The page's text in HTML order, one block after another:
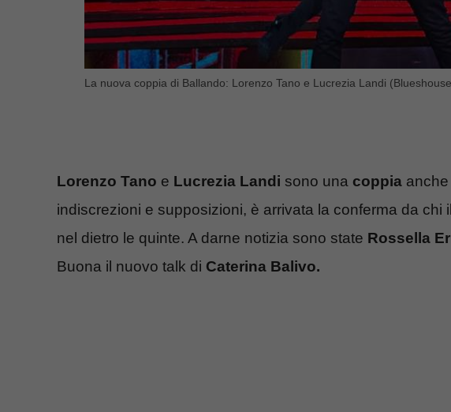
La nuova coppia di Ballando: Lorenzo Tano e Lucrezia Landi
Lorenzo Tano e Lucrezia Landi sono una coppia
indiscrezioni e supposizioni, è arrivata la conferma da chi
nel dietro le quinte. A darne notizia sono state Rossella
Buona il nuovo talk di Caterina Balivo.